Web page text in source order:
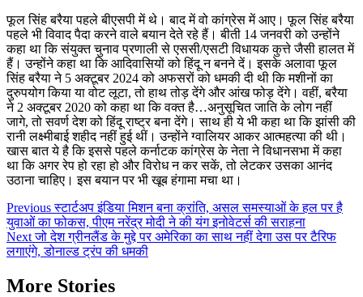
फूल सिंह बरैया पहले बीएसपी में थे। बाद में वो कांग्रेस में आए। फूल सिंह बरैया
पहले भी विवाद पैदा करने वाले बयान देते रहे हैं। बीती 14 जनवरी को उन्होंने
कहा था कि संयुक्त चुनाव प्रणाली से एससी/एसटी विधायक कुत्ते जैसी हालत में
हैं। उन्होंने कहा था कि आदिवासियों को हिंदू न बनने दें। इसके अलावा फूल
सिंह बरैया ने 5 अक्टूबर 2024 को अफसरों को धमकी दी थी कि मशीनों का
दुरुपयोग किया या वोट लूटा, तो हाथ तोड़ देंगे और आंख फोड़ देंगे। वहीं, बरैया
ने 2 अक्टूबर 2020 को कहा था कि वक्त है…अनुसूचित जाति के लोग नहीं
जागे, तो सवर्ण देश को हिंदू राष्ट्र बना देंगे। साथ ही ये भी कहा था कि झांसी की
रानी लक्ष्मीबाई शहीद नहीं हुई थीं। उन्होंने ग्वालियर आकर आत्महत्या की थी।
खास बात ये है कि इससे पहले कर्नाटक कांग्रेस के नेता ने विधानसभा में कहा
था कि अगर रेप हो रहा हो और विरोध न कर सकें, तो लेटकर उसका आनंद
उठाना चाहिए। इस बयान पर भी खूब हंगामा मचा था।
Post
navigation
Previousस्टार्टअप इंडिया मिशन बना क्रांति, असल समस्याओं के हल पर है
युवाओं का फोकस, पीएम नरेंद्र मोदी ने की यंग इनोवेटर्स की सराहना
Nextजो देश ग्रीनलैंड के मुद्दे पर अमेरिका का साथ नहीं देगा उस पर टैरिफ
लगाएंगे, डोनाल्ड ट्रंप की धमकी
More Stories